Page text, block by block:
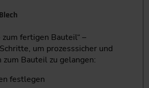
zum fertigen Bauteil“ –
um prozesssicher und
Bauteil zu gelangen:
festlegen